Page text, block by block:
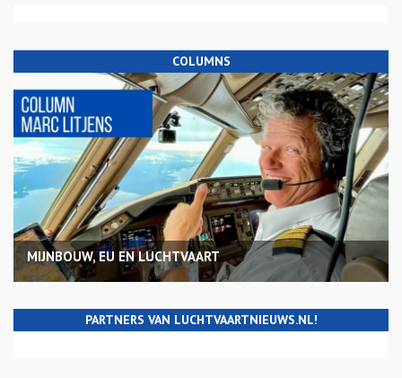
COLUMNS
MIJNBOUW, EU EN LUCHTVAART
PARTNERS VAN LUCHTVAARTNIEUWS.NL!